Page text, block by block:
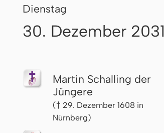
Dienstag
30. Dezember 2031
Martin Schalling der
Jüngere
(† 29. Dezember 1608 in
Nürnberg)